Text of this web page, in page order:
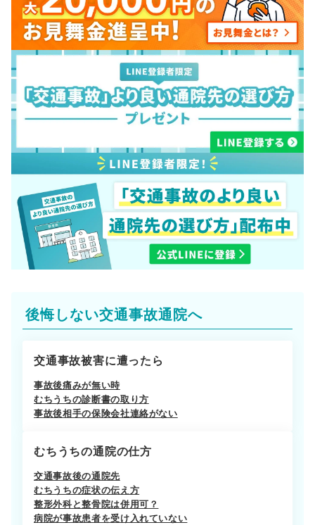
後悔しない交通事故通院へ
交通事故被害に遭ったら
事故後痛みが無い時
むちうちの診断書の取り方
事故後相手の保険会社連絡がない
むちうちの通院の仕方
交通事故後の通院先
むちうちの症状の伝え方
整形外科と整骨院は併用可？
病院が事故患者を受け入れていない